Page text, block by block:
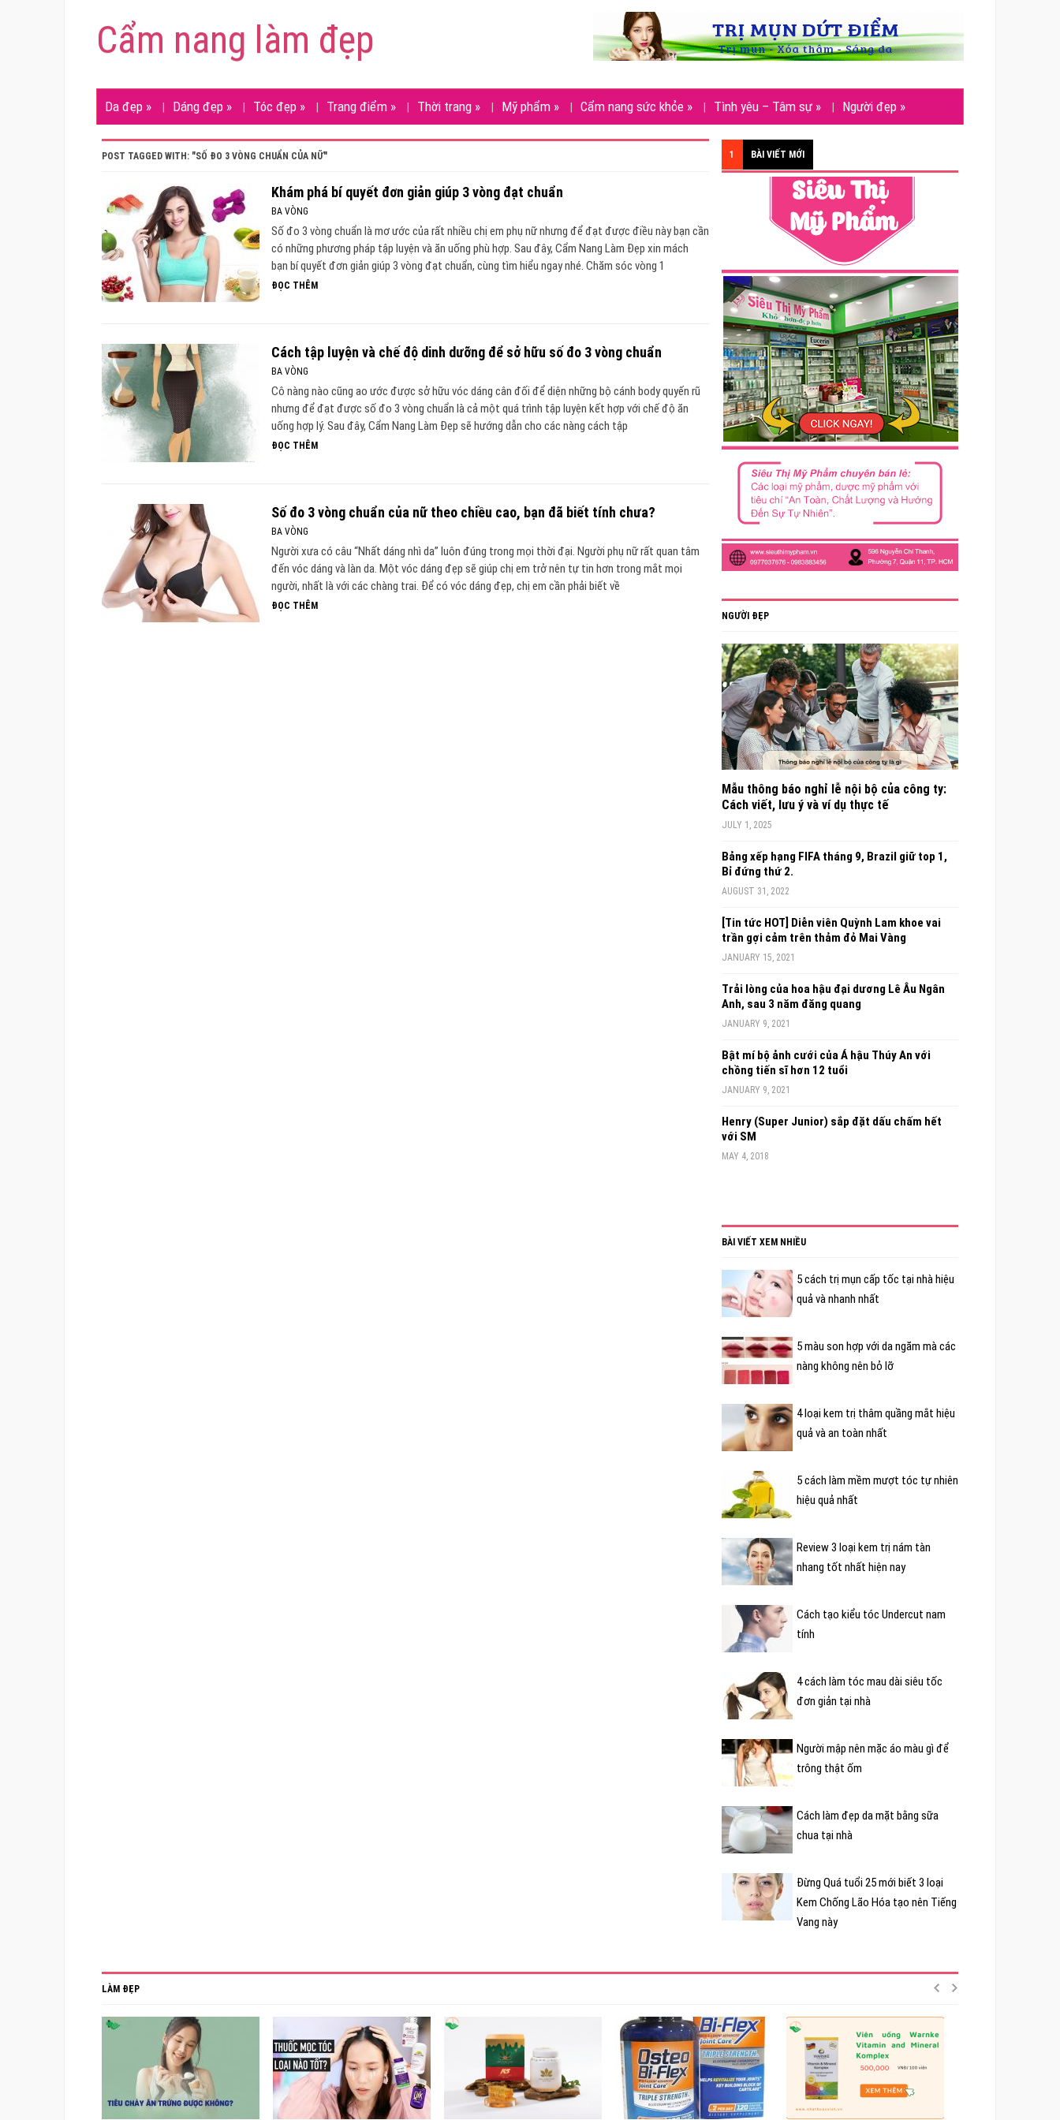
Cẩm nang làm đẹp
Da đẹp » Dáng đẹp » Tóc đẹp » Trang điểm » Thời trang » Mỹ phẩm » Cẩm nang sức khỏe » Tình yêu – Tâm sự » Người đẹp »
POST TAGGED WITH: "SỐ ĐO 3 VÒNG CHUẨN CỦA NỮ"
Khám phá bí quyết đơn giản giúp 3 vòng đạt chuẩn
BA VÒNG
Số đo 3 vòng chuẩn là mơ ước của rất nhiều chị em phụ nữ nhưng để đạt được điều này bạn cần
có những phương pháp tập luyện và ăn uống phù hợp. Sau đây, Cẩm Nang Làm Đẹp xin mách
bạn bí quyết đơn giản giúp 3 vòng đạt chuẩn, cùng tìm hiểu ngay nhé. Chăm sóc vòng 1
ĐỌC THÊM
Cách tập luyện và chế độ dinh dưỡng để sở hữu số đo 3 vòng chuẩn
BA VÒNG
Cô nàng nào cũng ao ước được sở hữu vóc dáng cân đối để diện những bộ cánh body quyến rũ
nhưng để đạt được số đo 3 vòng chuẩn là cả một quá trình tập luyện kết hợp với chế độ ăn
uống hợp lý. Sau đây, Cẩm Nang Làm Đẹp sẽ hướng dẫn cho các nàng cách tập
ĐỌC THÊM
Số đo 3 vòng chuẩn của nữ theo chiều cao, bạn đã biết tính chưa?
BA VÒNG
Người xưa có câu “Nhất dáng nhì da” luôn đúng trong mọi thời đại. Người phụ nữ rất quan tâm
đến vóc dáng và làn da. Một vóc dáng đẹp sẽ giúp chị em trở nên tự tin hơn trong mắt mọi
người, nhất là với các chàng trai. Để có vóc dáng đẹp, chị em cần phải biết về
ĐỌC THÊM
1 BÀI VIẾT MỚI
NGƯỜI ĐẸP
Mẫu thông báo nghỉ lễ nội bộ của công ty:
Cách viết, lưu ý và ví dụ thực tế
JULY 1, 2025
Bảng xếp hạng FIFA tháng 9, Brazil giữ top 1,
Bỉ đứng thứ 2.
AUGUST 31, 2022
[Tin tức HOT] Diễn viên Quỳnh Lam khoe vai
trần gợi cảm trên thảm đỏ Mai Vàng
JANUARY 15, 2021
Trải lòng của hoa hậu đại dương Lê Âu Ngân
Anh, sau 3 năm đăng quang
JANUARY 9, 2021
Bật mí bộ ảnh cưới của Á hậu Thúy An với
chồng tiến sĩ hơn 12 tuổi
JANUARY 9, 2021
Henry (Super Junior) sắp đặt dấu chấm hết
với SM
MAY 4, 2018
BÀI VIẾT XEM NHIỀU
5 cách trị mụn cấp tốc tại nhà hiệu
quả và nhanh nhất
5 màu son hợp với da ngăm mà các
nàng không nên bỏ lỡ
4 loại kem trị thâm quầng mắt hiệu
quả và an toàn nhất
5 cách làm mềm mượt tóc tự nhiên
hiệu quả nhất
Review 3 loại kem trị nám tàn
nhang tốt nhất hiện nay
Cách tạo kiểu tóc Undercut nam
tính
4 cách làm tóc mau dài siêu tốc
đơn giản tại nhà
Người mập nên mặc áo màu gì để
trông thật ốm
Cách làm đẹp da mặt bằng sữa
chua tại nhà
Đừng Quá tuổi 25 mới biết 3 loại
Kem Chống Lão Hóa tạo nên Tiếng
Vang này
LÀM ĐẸP